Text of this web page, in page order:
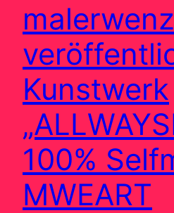
Kunstwerk
100%
MWEART